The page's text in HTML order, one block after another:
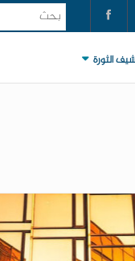
الثورة